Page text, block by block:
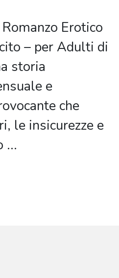
Erotico
– per Adulti di
storia
e
che
le insicurezze e
...